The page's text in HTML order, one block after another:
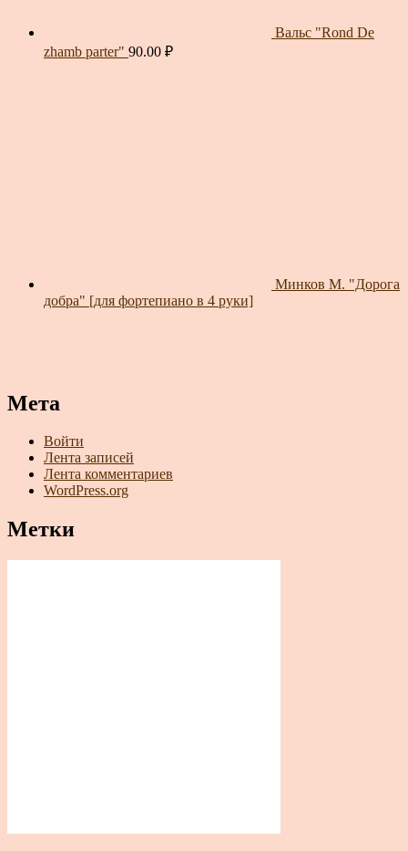
Вальс "Rond De
zhamb parter" 90.00 ₽
Минков М. "Дорога
добра" [для фортепиано в 4 руки]
Мета
Войти
Лента записей
Лента комментариев
WordPress.org
Метки